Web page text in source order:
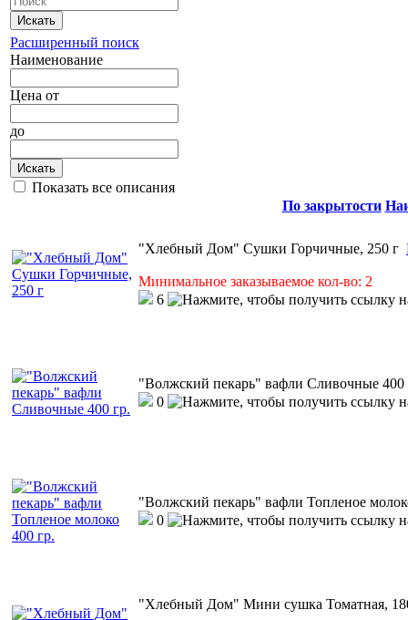
Искать
Расширенный поиск
Наименование
Цена от
до
Искать
Показать все описания
По закрытости
"Хлебный Дом" Сушки Горчичные, 250 г
Минимальное заказываемое кол-во: 2
6
"Волжский пекарь" вафли Сливочные 400
0
"Волжский пекарь" вафли Топленое
0
"Хлебный Дом" Мини сушка Томатная,